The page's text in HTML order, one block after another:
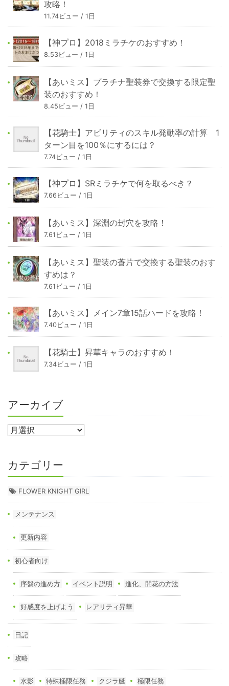
攻略！
11.74ビュー / 1日
【神プロ】2018ミラチケのおすすめ！
8.53ビュー / 1日
【あいミス】プラチナ聖装券で交換する限定聖
装のおすすめ！
8.45ビュー / 1日
【花騎士】アビリティのスキル発動率の計算 1
ターン目を100％にするには？
7.74ビュー / 1日
【神プロ】SRミラチケで何を取るべき？
7.66ビュー / 1日
【あいミス】深淵の封穴を攻略！
7.61ビュー / 1日
【あいミス】聖装の蒼片で交換する聖装のおす
すめは？
7.61ビュー / 1日
【あいミス】メイン7章15話ハードを攻略！
7.40ビュー / 1日
【花騎士】昇華キャラのおすすめ！
7.34ビュー / 1日
アーカイブ
カテゴリー
FLOWER KNIGHT GIRL
メンテナンス
更新内容
初心者向け
序盤の進め方 イベント説明 進化、開花の方法
好感度を上げよう レアリティ昇華
日記
攻略
水影 特殊極限任務 クジラ艇 極限任務